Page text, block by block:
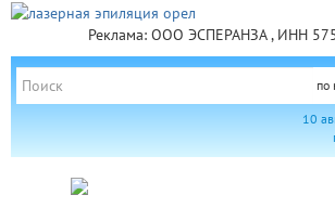
Реклама: ООО ЭСПЕРАНЗА , ИНН
по
10